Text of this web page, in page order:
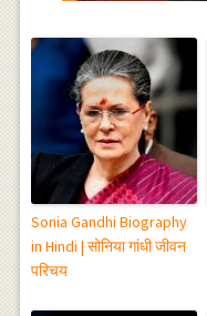
Sonia Gandhi Biography
in Hindi | सोनिया गांधी जीवन
परिचय